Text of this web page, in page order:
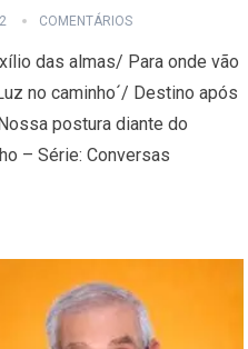
COMENTÁRIOS
das almas/ Para onde vão
no caminho´/ Destino após
postura diante do
– Série: Conversas